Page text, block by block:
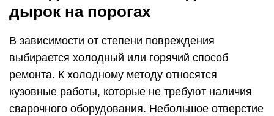
дырок на порогах
В зависимости от степени повреждения
выбирается холодный или горячий способ
ремонта. К холодному методу относятся
кузовные работы, которые не требуют наличия
сварочного оборудования. Небольшое отверстие